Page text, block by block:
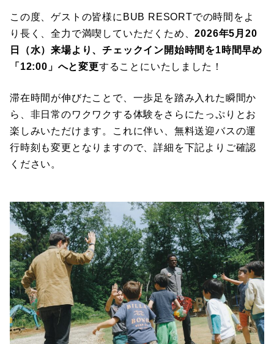
この度、ゲストの皆様にBUB RESORTでの時間をよ
り長く、全力で満喫していただくため、2026年5月20
日（水）来場より、チェックイン開始時間を1時間早め
「12:00」へと変更することにいたしました！
滞在時間が伸びたことで、一歩足を踏み入れた瞬間か
ら、非日常のワクワクする体験をさらにたっぷりとお
楽しみいただけます。これに伴い、無料送迎バスの運
行時刻も変更となりますので、詳細を下記よりご確認
ください。